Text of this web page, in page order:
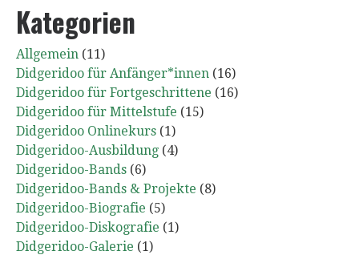
Kategorien
Allgemein (11)
Didgeridoo für Anfänger*innen (16)
Didgeridoo für Fortgeschrittene (16)
Didgeridoo für Mittelstufe (15)
Didgeridoo Onlinekurs (1)
Didgeridoo-Ausbildung (4)
Didgeridoo-Bands (6)
Didgeridoo-Bands & Projekte (8)
Didgeridoo-Biografie (5)
Didgeridoo-Diskografie (1)
Didgeridoo-Galerie (1)